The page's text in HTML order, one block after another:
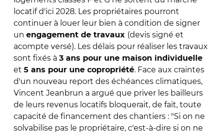
locatif d'ici 2028. Les propriétaires pourront
continuer à louer leur bien à condition de signer
un engagement de travaux (devis signé et
acompte versé). Les délais pour réaliser les travaux
sont fixés à 3 ans pour une maison individuelle
et 5 ans pour une copropriété. Face aux craintes
d'un nouveau report des échéances climatiques,
Vincent Jeanbrun a argué que priver les bailleurs
de leurs revenus locatifs bloquerait, de fait, toute
capacité de financement des chantiers : "Si on ne
solvabilise pas le propriétaire, c'est-à-dire si on ne